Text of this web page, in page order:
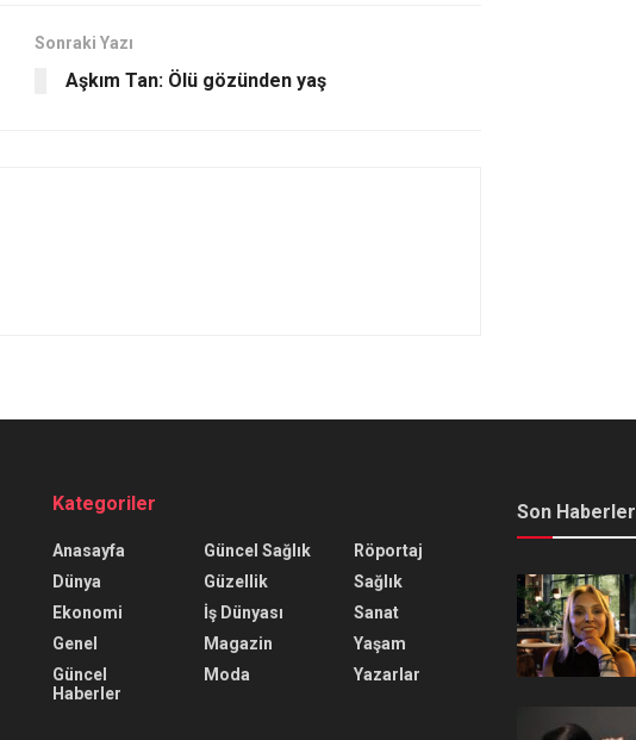
Sonraki Yazı
Aşkım Tan: Ölü gözünden yaş
Kategoriler
Anasayfa
Dünya
Ekonomi
Genel
Güncel
Haberler
Güncel Sağlık
Güzellik
İş Dünyası
Magazin
Moda
Röportaj
Sağlık
Sanat
Yaşam
Yazarlar
Son Haberler